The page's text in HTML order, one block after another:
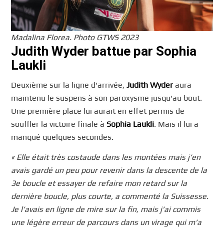
Madalina Florea. Photo GTWS 2023
Judith Wyder battue par Sophia
Laukli
Deuxième sur la ligne d’arrivée,Judith Wyder aura
maintenu le suspens à son paroxysme jusqu’au bout.
Une première place lui aurait en effet permis de
souffler la victoire finale à Sophia Laukli. Mais il lui a
manqué quelques secondes.
« Elle était très costaude dans les montées mais j’en
avais gardé un peu pour revenir dans la descente de la
3e boucle et essayer de refaire mon retard sur la
dernière boucle, plus courte, a commenté la Suissesse.
Je l’avais en ligne de mire sur la fin, mais j’ai commis
une légère erreur de parcours dans un virage qui m’a